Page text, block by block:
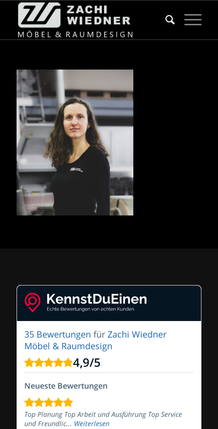
35 Bewertungen für Zachi Wiedner
Möbel & Raumdesign
4,9/5
Neueste Bewertungen
Top Planung Top Arbeit und Ausführung Top Service
und Freundlic... Weiterlesen